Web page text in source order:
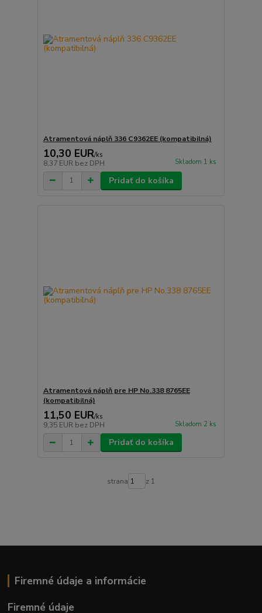
Atramentová náplň 336 C9362EE (kompatibilná)
10,30 EUR/ks
8,37 EUR bez DPH Skladom 1 ks
Pridať do košíka
Atramentová náplň pre HP No.338 8765EE
(kompatibilná)
11,50 EUR/ks
9,35 EUR bez DPH Skladom 2 ks
Pridať do košíka
strana z 1
Firemné údaje a informácie
Firemné údaje